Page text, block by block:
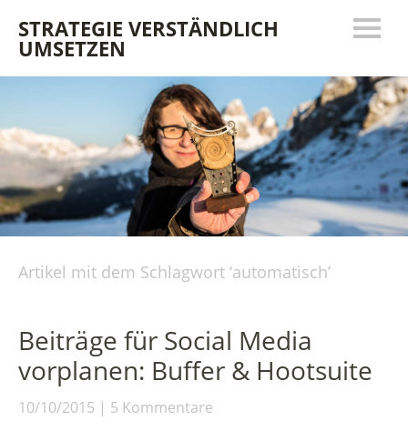
STRATEGIE VERSTÄNDLICH
UMSETZEN
Artikel mit dem Schlagwort ‘automatisch’
Beiträge für Social Media
vorplanen: Buffer & Hootsuite
10/10/2015 5 Kommentare